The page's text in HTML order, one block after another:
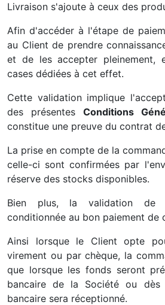
Livraison s'ajoute à ceux des
Afin d'accéder à l'étape de
au Client de prendre
et de les accepter pleinement,
cases dédiées à cet effet.
Cette validation implique
des présentes Conditions
constitue une preuve du contrat
La prise en compte de la
celle-ci sont confirmées par
réserve des stocks disponibles.
Bien plus, la validation de
conditionnée au bon paiement de
Ainsi lorsque le Client opte
virement ou par chèque, la
que lorsque les fonds seront
bancaire de la Société ou
bancaire sera réceptionné.